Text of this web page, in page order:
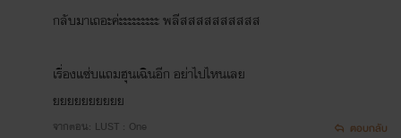
กลับมาเถอะค่ะะะะะะะะะ พลีสสสสสสสสสส
เรื่องแซ่บแถมฮุนเฉินอีก อย่าไปไหนเลย
ยยยยยยยยยย
จากตอน: LUST : One ตอบกลับ